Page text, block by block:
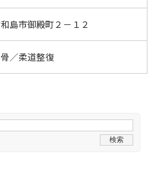
島市御殿町２－１２
／柔道整復